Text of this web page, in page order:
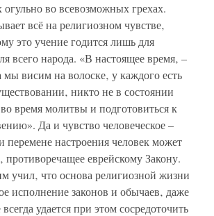
во всевозможных грехах.
всё на религиозном чувстве‚
это учение годится лишь для
всего народа. «В настоящее время‚ –
мы висим на волоске‚ у каждого есть
никто не в состоянии
во время молитвы и подготовиться к
Да и чувство человеческое –
перемене настроения человек может
противоречащее еврейскому Закону.
учил‚ что основа религиозной жизни
исполнение законов и обычаев‚ даже
удается при этом сосредоточить